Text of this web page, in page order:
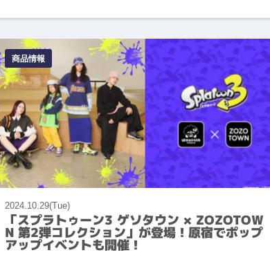
商品情報
2024.10.29(Tue)
「スプラトゥーン3 ゲソタウン × ZOZOTOW
N 第2弾コレクション」が登場！原宿でポップ
アップイベントも開催！